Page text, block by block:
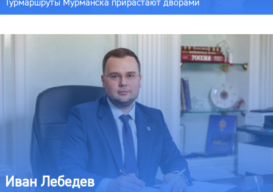
Турмаршруты Мурманска прирастают дворами
Иван Лебедев